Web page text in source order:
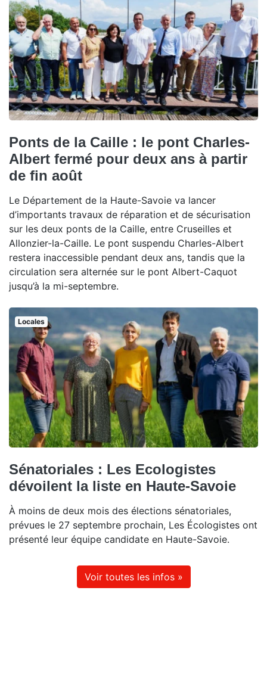
Ponts de la Caille : le pont Charles-
Albert fermé pour deux ans à partir
de fin août
Le Département de la Haute-Savoie va lancer
d’importants travaux de réparation et de sécurisation
sur les deux ponts de la Caille, entre Cruseilles et
Allonzier-la-Caille. Le pont suspendu Charles-Albert
restera inaccessible pendant deux ans, tandis que la
circulation sera alternée sur le pont Albert-Caquot
jusqu’à la mi-septembre.
Locales
Sénatoriales : Les Ecologistes
dévoilent la liste en Haute-Savoie
À moins de deux mois des élections sénatoriales,
prévues le 27 septembre prochain, Les Écologistes ont
présenté leur équipe candidate en Haute-Savoie.
Voir toutes les infos »